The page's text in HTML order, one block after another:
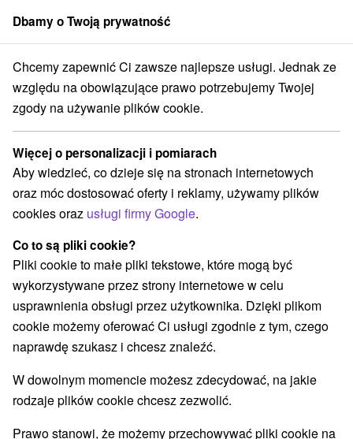
członek grupySorger
Atrakcje na Słowacji Sporty Wysokie Tatry
Sporty Wysokie Tatry
Kategorie
Wszystkie kategorie
Ośrodki i miasteczka dziecięce(5)
Túry a turistické chodníky (36)
Amfiteatry i kina w przyrodzie
Źródła(2) Parki miejskie i zamkowe(1)
Ośrodek narciarski(10) Obiekty architektoniczne
Zamki(1) Chaty górskie(12) Skanseny(2)
Jazda konna(3) Sporty(4) Zamki, pałace, ruiny (2)
Wieże obserwacyjne i chodniki(2)
Areny laserowe i paintball
Jeziora, jeziora, zbiorniki wodne (26)
Aquaparki, baseny(3) Kościoły drewniane
Dbamy o Twoją prywatność
Chcemy zapewnić Ci zawsze najlepsze usługi. Jednak ze
względu na obowiązujące prawo potrzebujemy Twojej
zgody na używanie plików cookie.
Więcej o personalizacji i pomiarach
Aby wiedzieć, co dzieje się na stronach internetowych
oraz móc dostosować oferty i reklamy, używamy plików
cookies oraz usługi firmy Google.
Co to są pliki cookie?
Pliki cookie to małe pliki tekstowe, które mogą być
wykorzystywane przez strony internetowe w celu
usprawnienia obsługi przez użytkownika. Dzięki plikom
cookie możemy oferować Ci usługi zgodnie z tym, czego
naprawdę szukasz i chcesz znaleźć.
W dowolnym momencie możesz zdecydować, na jakie
rodzaje plików cookie chcesz zezwolić.
Prawo stanowi, że możemy przechowywać pliki cookie na